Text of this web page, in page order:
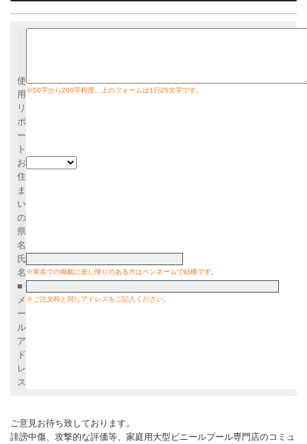
使
用
リ
ポ
ー
ト
※50字から200字程度。上のフォームは1行25文字です。
お
住
ま
い
の
県
名
氏
名 ※実名での掲載に差し障りのある方はペンネームで結構です。
■
メ
ー
ル
ア
ド
レ
ス
※ご注文時と同じアドレスをご記入ください。
ご意見お待ち致しております。
誹謗中傷、攻撃的な評価等、家庭用大型ビニールプール専門店のコミュ